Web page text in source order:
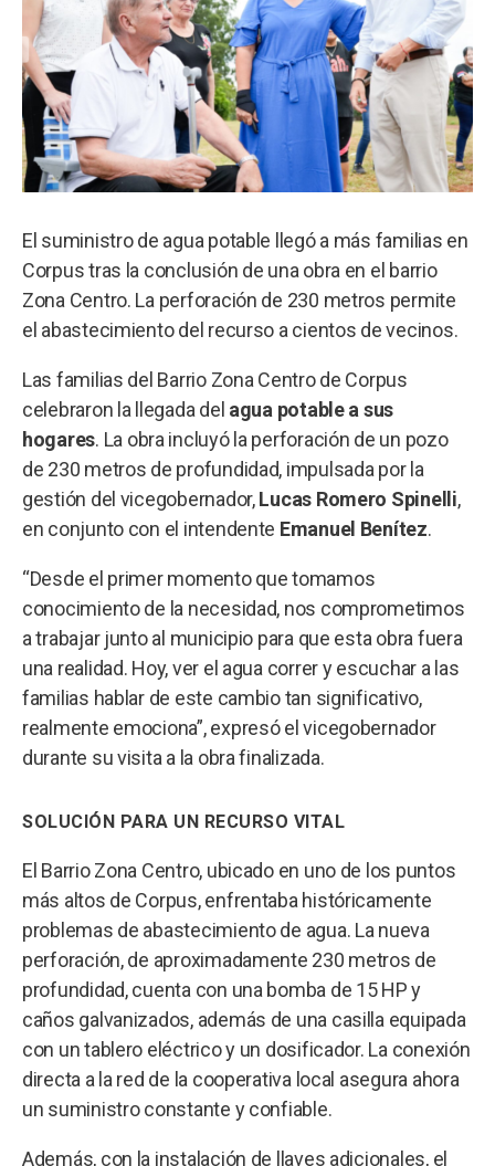
El suministro de agua potable llegó a más familias en
Corpus tras la conclusión de una obra en el barrio
Zona Centro. La perforación de 230 metros permite
el abastecimiento del recurso a cientos de vecinos.
Las familias del Barrio Zona Centro de Corpus
celebraron la llegada del agua potable a sus
hogares. La obra incluyó la perforación de un pozo
de 230 metros de profundidad, impulsada por la
gestión del vicegobernador,Lucas Romero Spinelli,
en conjunto con el intendente Emanuel Benítez.
“Desde el primer momento que tomamos
conocimiento de la necesidad, nos comprometimos
a trabajar junto al municipio para que esta obra fuera
una realidad. Hoy, ver el agua correr y escuchar a las
familias hablar de este cambio tan significativo,
realmente emociona”, expresó el vicegobernador
durante su visita a la obra finalizada.
SOLUCIÓN PARA UN RECURSO VITAL
El Barrio Zona Centro, ubicado en uno de los puntos
más altos de Corpus, enfrentaba históricamente
problemas de abastecimiento de agua. La nueva
perforación, de aproximadamente 230 metros de
profundidad, cuenta con una bomba de 15 HP y
caños galvanizados, además de una casilla equipada
con un tablero eléctrico y un dosificador. La conexión
directa a la red de la cooperativa local asegura ahora
un suministro constante y confiable.
Además, con la instalación de llaves adicionales, el